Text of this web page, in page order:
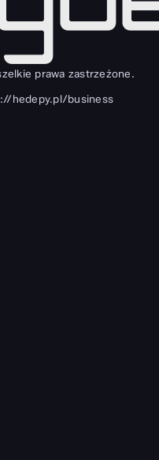
prawa zastrzeżone.
hedepy.pl/business